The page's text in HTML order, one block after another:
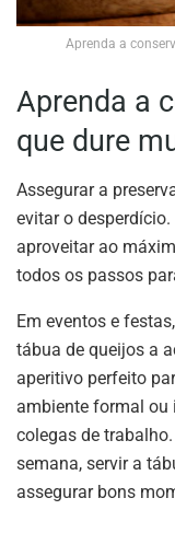
Aprenda a
Aprenda a
que dure
Assegurar a
evitar o
aproveitar ao
todos os passos
Em eventos e
tábua de queijos a
aperitivo perfeito
ambiente formal
colegas de
semana, servir a
assegurar bons